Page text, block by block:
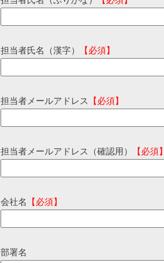
担当者氏名（漢字） 【必須】
担当者メールアドレス 【必須】
担当者メールアドレス（確認用） 【必須
会社名 【必須】
部署名